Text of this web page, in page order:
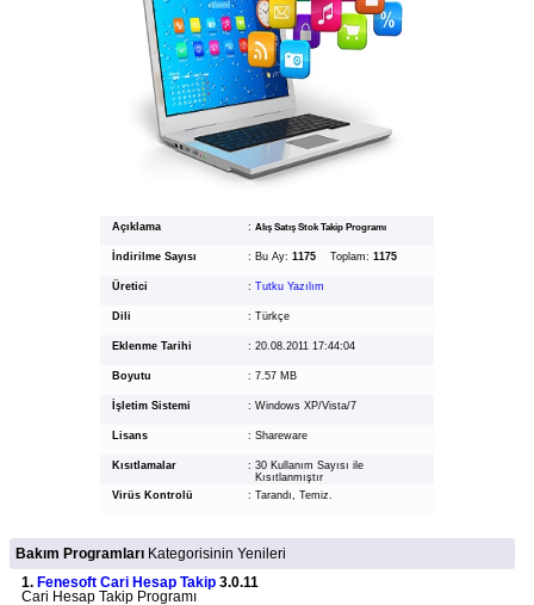
Açıklama : Alış Satış Stok Takip Programı
İndirilme Sayısı : Bu Ay: 1175 Toplam: 1175
Üretici : Tutku Yazılım
Dili : Türkçe
Eklenme Tarihi : 20.08.2011 17:44:04
Boyutu : 7.57 MB
İşletim Sistemi : Windows XP/Vista/7
Lisans : Shareware
Kısıtlamalar : 30 Kullanım Sayısı ile
Kısıtlanmıştır
Virüs Kontrolü
: Tarandı, Temiz.
Bakım Programları Kategorisinin Yenileri
1. Fenesoft Cari Hesap Takip 3.0.11
Cari Hesap Takip Programı